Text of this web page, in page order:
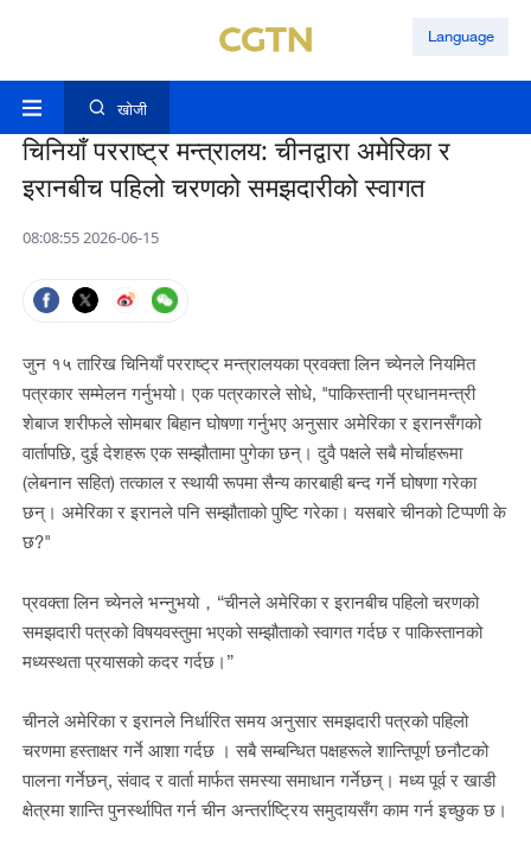
Language
खोजी
चिनियाँ परराष्ट्र मन्त्रालय: चीनद्वारा अमेरिका र
इरानबीच पहिलो चरणको समझदारीको स्वागत
08:08:55 2026-06-15
जुन १५ तारिख चिनियाँ परराष्ट्र मन्त्रालयका प्रवक्ता लिन च्येनले नियमित
पत्रकार सम्मेलन गर्नुभयो। एक पत्रकारले सोधे, "पाकिस्तानी प्रधानमन्त्री
शेबाज शरीफले सोमबार बिहान घोषणा गर्नुभए अनुसार अमेरिका र इरानसँगको
वार्तापछि, दुई देशहरू एक सम्झौतामा पुगेका छन्। दुवै पक्षले सबै मोर्चाहरूमा
(लेबनान सहित) तत्काल र स्थायी रूपमा सैन्य कारबाही बन्द गर्ने घोषणा गरेका
छन्। अमेरिका र इरानले पनि सम्झौताको पुष्टि गरेका। यसबारे चीनको टिप्पणी के
छ?"
प्रवक्ता लिन च्येनले भन्नुभयो，“चीनले अमेरिका र इरानबीच पहिलो चरणको
समझदारी पत्रको विषयवस्तुमा भएको सम्झौताको स्वागत गर्दछ र पाकिस्तानको
मध्यस्थता प्रयासको कदर गर्दछ।”
चीनले अमेरिका र इरानले निर्धारित समय अनुसार समझदारी पत्रको पहिलो
चरणमा हस्ताक्षर गर्ने आशा गर्दछ । सबै सम्बन्धित पक्षहरूले शान्तिपूर्ण छनौटको
पालना गर्नेछन्, संवाद र वार्ता मार्फत समस्या समाधान गर्नेछन्। मध्य पूर्व र खाडी
क्षेत्रमा शान्ति पुनर्स्थापित गर्न चीन अन्तर्राष्ट्रिय समुदायसँग काम गर्न इच्छुक छ।